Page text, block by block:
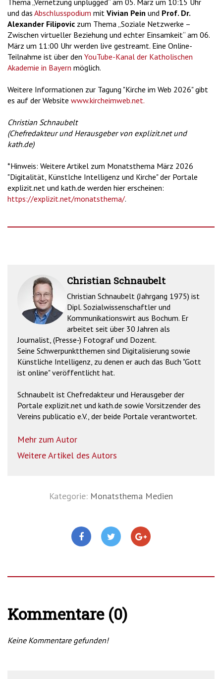
Thema „Vernetzung unplugged“ am 05. März um 10:15 Uhr
und das Abschlusspodium mit Vivian Pein und Prof. Dr.
Alexander Filipovic zum Thema „Soziale Netzwerke –
Zwischen virtueller Beziehung und echter Einsamkeit“ am 06.
März um 11:00 Uhr werden live gestreamt. Eine Online-
Teilnahme ist über den YouTube-Kanal der Katholischen
Akademie in Bayern möglich.
Weitere Informationen zur Tagung "Kirche im Web 2026" gibt
es auf der Website www.kircheimweb.net.
Christian Schnaubelt
(Chefredakteur und Herausgeber von explizit.net und
kath.de)
*Hinweis: Weitere Artikel zum Monatsthema März 2026
"Digitalität, Künstlche Intelligenz und Kirche" der Portale
explizit.net und kath.de werden hier erscheinen:
https://explizit.net/monatsthema/.
Christian Schnaubelt
Christian Schnaubelt (Jahrgang 1975) ist
Dipl. Sozialwissenschaftler und
Kommunikationswirt aus Bochum. Er
arbeitet seit über 30 Jahren als
Journalist, (Presse-) Fotograf und Dozent.
Seine Schwerpunktthemen sind Digitalisierung sowie
Künstliche Intelligenz, zu denen er auch das Buch "Gott
ist online" veröffentlicht hat.
Schnaubelt ist Chefredakteur und Herausgeber der
Portale explizit.net und kath.de sowie Vorsitzender des
Vereins publicatio e.V., der beide Portale verantwortet.
Mehr zum Autor
Weitere Artikel des Autors
Kategorie: Monatsthema Medien
Kommentare (0)
Keine Kommentare gefunden!